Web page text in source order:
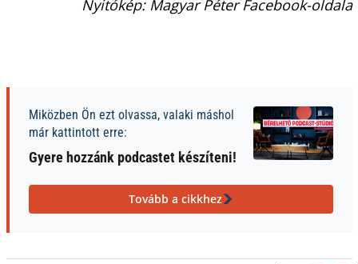
Nyitókép: Magyar Péter Facebook-oldala
Miközben Ön ezt olvassa, valaki máshol
már kattintott erre:
Gyere hozzánk podcastet készíteni!
Tovább a cikkhez